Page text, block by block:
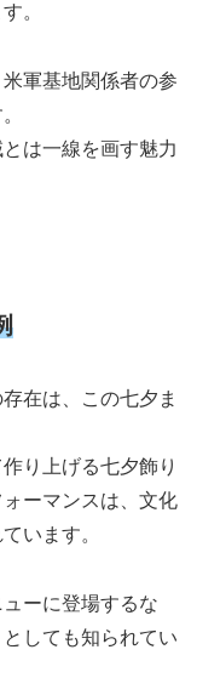
。
軍基地関係者の参
は一線を画す魅力
在は、この七夕ま
り上げる七夕飾り
ーマンスは、文化
います。
ーに登場するな
しても知られてい